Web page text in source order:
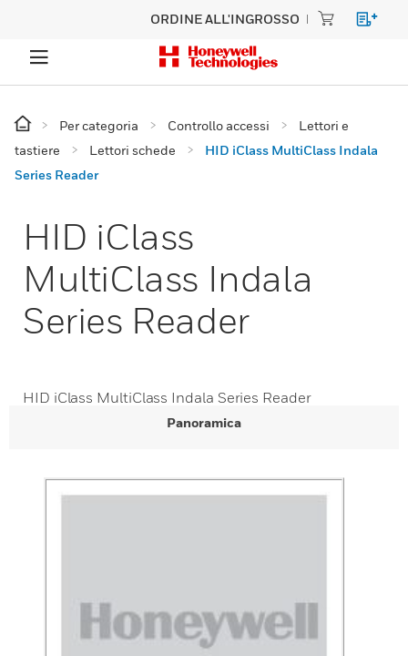
ORDINE ALL'INGROSSO
Per categoria Controllo accessi
Lettori e
tastiere
Lettori schede
HID iClass MultiClass Indala
Series Reader
HID iClass
MultiClass Indala
Series Reader
HID iClass MultiClass Indala Series Reader
Panoramica